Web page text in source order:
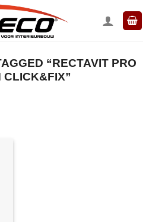
“RECTAVIT PRO
CLICK&FIX”